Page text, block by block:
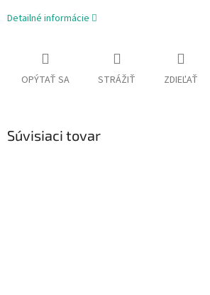
Detailné informácie
OPÝTAŤ SA STRÁŽIŤ ZDIEĽAŤ
Súvisiaci tovar